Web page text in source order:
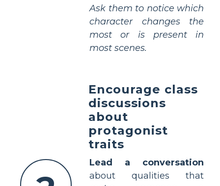
Ask them to notice which
character changes the
most or is present in
most scenes.
Encourage class
discussions
about
protagonist
traits
Lead a conversation
about qualities that